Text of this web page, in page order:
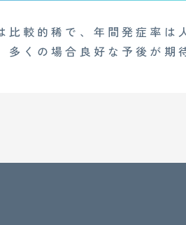
比較的稀で、年間発症率
多くの場合良好な予後が期